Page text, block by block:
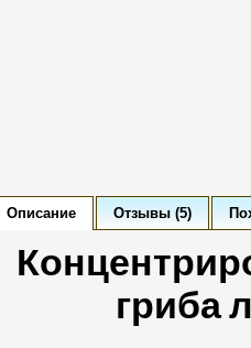
Описание Отзывы (5)
гриба